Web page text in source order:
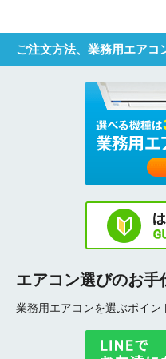
ご注文方法、業務用エアコ
エアコン選びのお手
業務用エアコンを選ぶポイン
電話番号
メールアドレス
お問合せ内容
(ご選択ください)